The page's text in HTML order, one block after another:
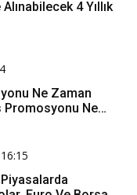
4 Yıllık
Ne Zaman
Promosyonu Ne